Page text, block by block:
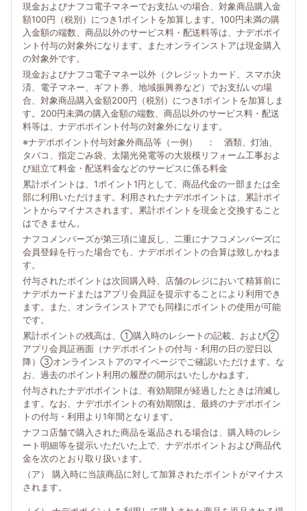
現金およびナフコ電子マネーでお支払いの場合、対象商品購入金
額100円（税別）につき1ポイントを加算します。100円未満の購
入金額の端数、商品以外のサービス料・配送料等は、ナデポポイ
ント付与の対象外になります。またオンラインストアは現金購入
の対象外です。
現金およびナフコ電子マネー以外（クレジットカード、スマホ決
済、電子マネー、ギフト券、地域振興券など）でお支払いの場
合、対象商品購入金額200円（税別）につき1ポイントを加算しま
す。200円未満の購入金額の端数、商品以外のサービス料・配送
料等は、ナデポポイント付与の対象外になります。
※ナデポポイント付与対象外商品等（一例） ： 酒類、灯油、
タバコ、指定ごみ袋、太陽光発電等の大規模リフォーム工事およ
び組立て料金・配送料金などのサービスに係る料金
累計ポイントは、1ポイント1円として、商品代金の一部または全
部に利用いただけます。利用されたナデポポイントは、累計ポイ
ントからマイナスされます。累計ポイントを現金と交換すること
はできません。
ナフコメンバーズが第三項に違反し、二重にナフコメンバーズに
会員登録を行った場合でも、ナデポポイントの合算は致しかねま
す。
付与されたポイントは次回購入時、店舗のレジにおいて精算前に
ナデポカードまたはアプリ会員証を提示することにより利用でき
ます。また、オンラインストアでも同様にポイントの使用が可能
です。
累計ポイントの残高は、①購入時のレシートの記載、および②
アプリ会員証画面（ナデポポイントの付与・利用の日の翌日以
降）③オンラインストアのマイページでご確認いただけます。な
お、過去のポイント利用の履歴の開示はいたしかねます。
付与されたナデポポイントは、有効期限が経過したときは消滅し
ます。なお、ナデポポイントの有効期限は、最終のナデポポイン
トの付与・利用より1年間となります。
ナフコ店舗で購入された商品を返品される場合は、購入時のレシ
ート明細等を提示いただいた上で、ナデポポイントおよび商品代
金を次のとおり取り扱います。
（ア） 購入時に当該商品に対して加算されたポイントがマイナス
されます。